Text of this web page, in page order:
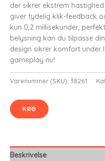
der sikrer ekstrem
giver tydelig klik-feedback
kun 0,2 millisekunder,
belysning kan du tilpasse
design sikrer komfort under
gameplay nu!
Varenummer (SKU): 38261
KØB
Beskrivelse